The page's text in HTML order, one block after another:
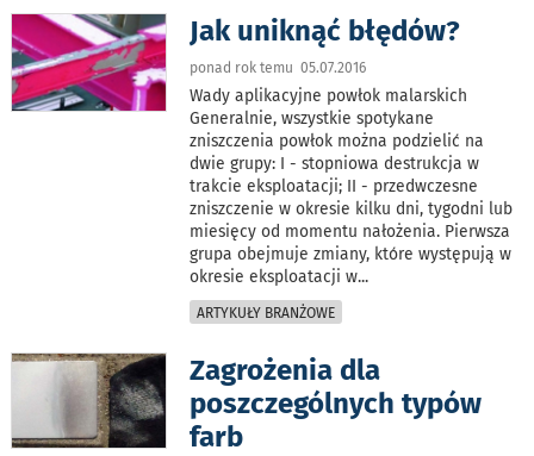
Jak uniknąć błędów?
ponad rok temu 05.07.2016
Wady aplikacyjne powłok malarskich
Generalnie, wszystkie spotykane
zniszczenia powłok można podzielić na
dwie grupy: I - stopniowa destrukcja w
trakcie eksploatacji; II - przedwczesne
zniszczenie w okresie kilku dni, tygodni lub
miesięcy od momentu nałożenia. Pierwsza
grupa obejmuje zmiany, które występują w
okresie eksploatacji w...
ARTYKUŁY BRANŻOWE
Zagrożenia dla
poszczególnych typów
farb